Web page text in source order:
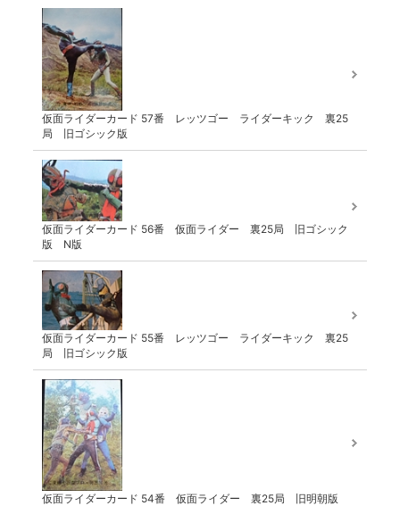
仮面ライダーカード 57番 レッツゴー ライダーキック 裏25
局 旧ゴシック版
仮面ライダーカード 56番 仮面ライダー 裏25局 旧ゴシック
版 N版
仮面ライダーカード 55番 レッツゴー ライダーキック 裏25
局 旧ゴシック版
仮面ライダーカード 54番 仮面ライダー 裏25局 旧明朝版